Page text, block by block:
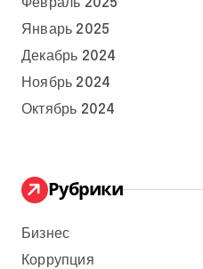
Февраль 2025
Январь 2025
Декабрь 2024
Ноябрь 2024
Октябрь 2024
Рубрики
Бизнес
Коррупция